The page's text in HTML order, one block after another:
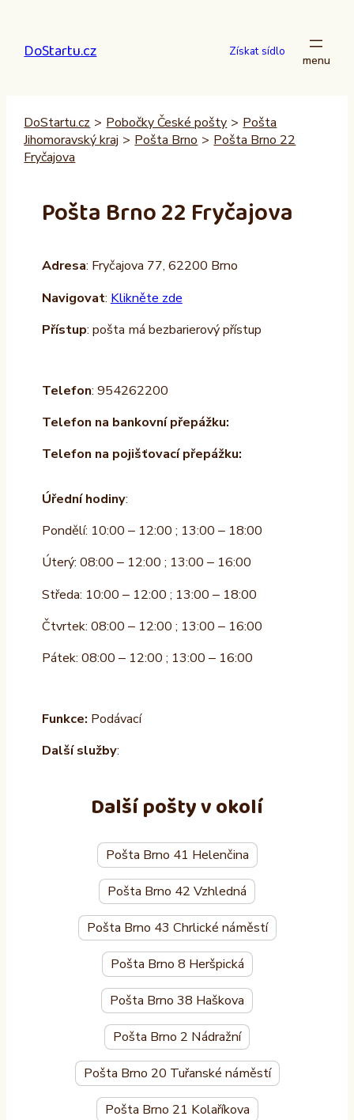
obsah
DoStartu.cz Získat sídlo
DoStartu.cz > Pobočky České pošty > Pošta
Jihomoravský kraj > Pošta Brno > Pošta Brno 22
Fryčajova
Pošta Brno 22 Fryčajova
Adresa: Fryčajova 77, 62200 Brno
Navigovat: Klikněte zde
Přístup: pošta má bezbarierový přístup
Telefon: 954262200
Telefon na bankovní přepážku:
Telefon na pojišťovací přepážku:
Úřední hodiny:
Pondělí: 10:00 – 12:00 ; 13:00 – 18:00
Úterý: 08:00 – 12:00 ; 13:00 – 16:00
Středa: 10:00 – 12:00 ; 13:00 – 18:00
Čtvrtek: 08:00 – 12:00 ; 13:00 – 16:00
Pátek: 08:00 – 12:00 ; 13:00 – 16:00
Funkce: Podávací
Další služby:
Další pošty v okolí
Pošta Brno 41 Helenčina
Pošta Brno 42 Vzhledná
Pošta Brno 43 Chrlické náměstí
Pošta Brno 8 Heršpická
Pošta Brno 38 Haškova
Pošta Brno 2 Nádražní
Pošta Brno 20 Tuřanské náměstí
Pošta Brno 21 Kolaříkova